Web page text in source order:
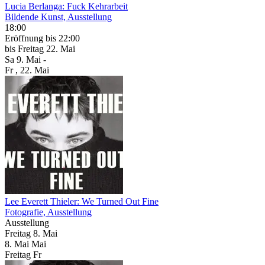
Lucia Berlanga: Fuck Kehrarbeit
Bildende Kunst, Ausstellung
18:00
Eröffnung bis 22:00
bis Freitag 22. Mai
Sa 9. Mai -
Fr , 22. Mai
Lee Everett Thieler: We Turned Out Fine
Fotografie, Ausstellung
Ausstellung
Freitag 8. Mai
8. Mai Mai
Freitag Fr